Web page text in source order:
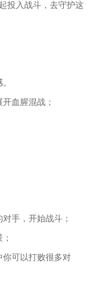
投入战斗，去守护这
血腥混战；
手，开始战斗；
你可以打败很多对